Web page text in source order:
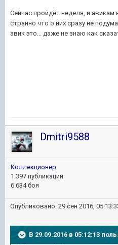
Сейчас пройдёт неделя, и авикам
странно что о них сразу не
авик это... даже не знаю как
Dmitri9588
Коллекционер
1 397 публикаций
6 634 боя
Опубликовано: 29 сен 2016,
В 29.09.2016 в 05:12:13